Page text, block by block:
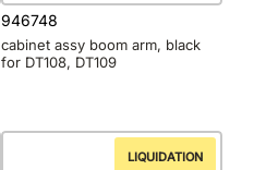
946748
cabinet assy boom arm, black
for DT108, DT109
LIQUIDATION